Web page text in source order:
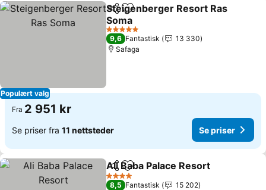
Populært valg
Del Legg til i favoritter
Steigenberger Resort Ras
Soma
Se priser
5 Stjerner
9,6 Fantastisk
13 330
Safaga
Fra 2 951 kr
Se priser fra 11 nettsteder Se priser
Del Legg til i favoritter
Ali Baba Palace Resort
4 Stjerner
8,5 Fantastisk
15 202